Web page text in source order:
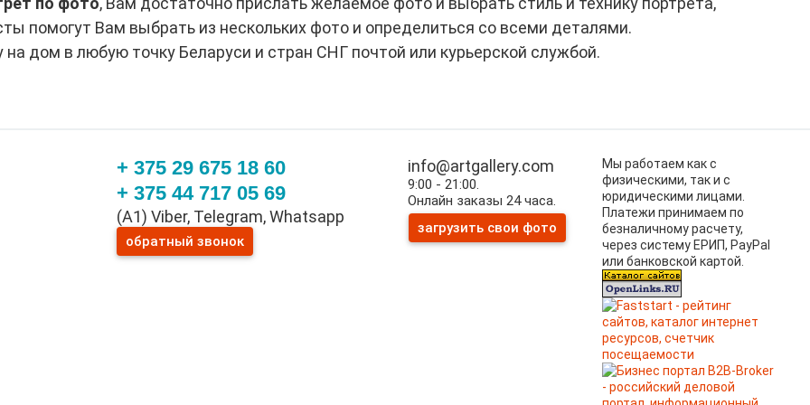
помогут Вам выбрать из нескольких фото и определиться со всеми деталями.
дом в любую точку Беларуси и стран СНГ почтой или курьерской службой.
+ 375 29 675 18 60
+ 375 44 717 05 69
(A1) Viber, Telegram, Whatsapp
обратный звонок
info@artgallery.com
9:00 - 21:00.
Онлайн заказы 24 часа.
загрузить свои фото
Мы работаем как с
физическими, так и с
юридическими лицами.
Платежи принимаем по
безналичному расчету,
через систему ЕРИП, PayPal
или банковской картой.